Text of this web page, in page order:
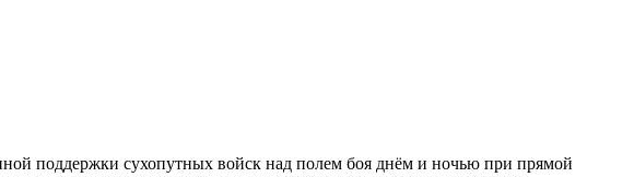
поддержки сухопутных войск над полем боя днём и ночью при прямой